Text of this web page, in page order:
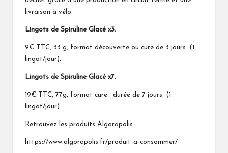
livraison à vélo.
Lingots de Spiruline Glacé x3.
9€ TTC, 33 g, format découverte ou cure de 3 jours. (1
lingot/jour).
Lingots de Spiruline Glacé x7.
19€ TTC, 77g, format cure : durée de 7 jours. (1
lingot/jour).
Retrouvez les produits Algorapolis :
https://www.algorapolis.fr/produit-a-consommer/